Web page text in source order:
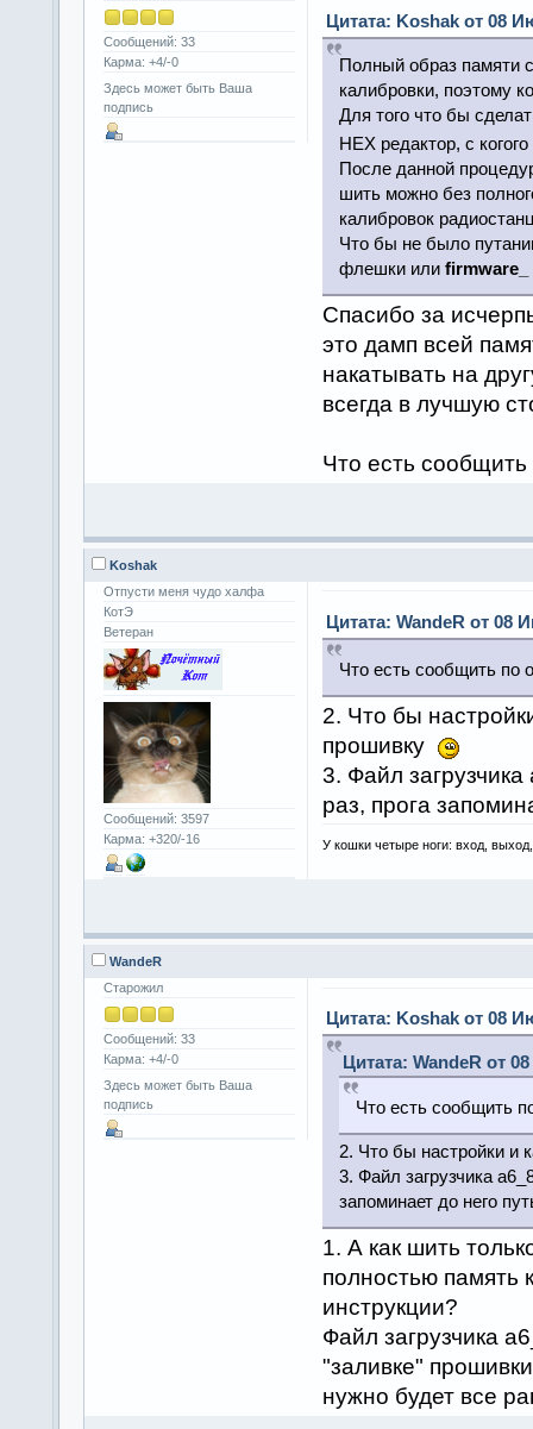
Сообщений: 33
Карма: +4/-0
Здесь может быть Ваша
подпись
Цитата: Koshak от 08
Полный образ памяти
калибровки, поэтому
Для того что бы
HEX редактор, с
После данной
шить можно без
калибровок
Что бы не было
флешки или firmware_
Спасибо за
это дамп всей
накатывать на
всегда в лучшую
Что есть
Koshak
Отпусти меня чудо халфа
КотЭ
Ветеран
Сообщений: 3597
Карма: +320/-16
Цитата: WandeR от 08
Что есть сообщить
2. Что бы
прошивку
3. Файл
раз, прога
У кошки четыре ноги: вход,
WandeR
Старожил
Сообщений: 33
Карма: +4/-0
Здесь может быть Ваша
подпись
Цитата: Koshak от 08
Цитата: WandeR от
Что есть сообщить
2. Что бы настройки и
3. Файл загрузчика
запоминает до него
1. А как шить
полностью память
инструкции?
Файл загрузчика
"заливке"
нужно будет все